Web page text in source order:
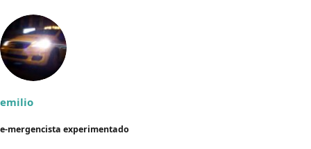
emilio
e-mergencista experimentado